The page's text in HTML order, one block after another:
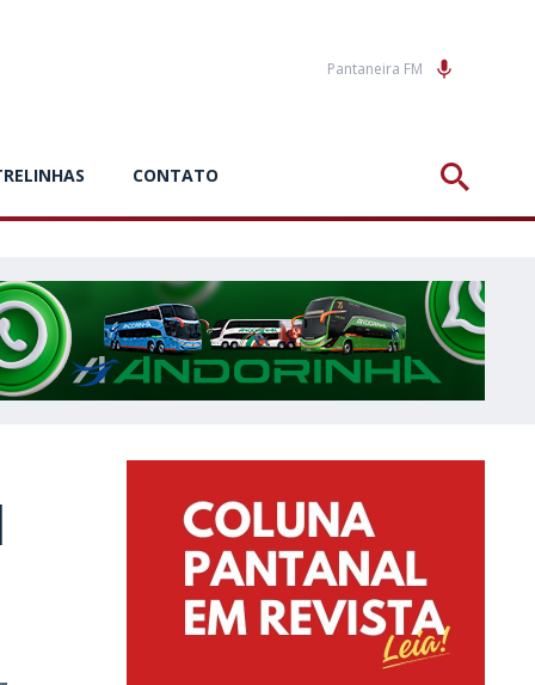
Pantaneira FM
CONTATO